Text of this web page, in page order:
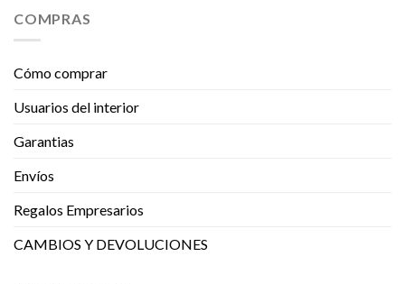
COMPRAS
Cómo comprar
Usuarios del interior
Garantias
Envíos
Regalos Empresarios
CAMBIOS Y DEVOLUCIONES